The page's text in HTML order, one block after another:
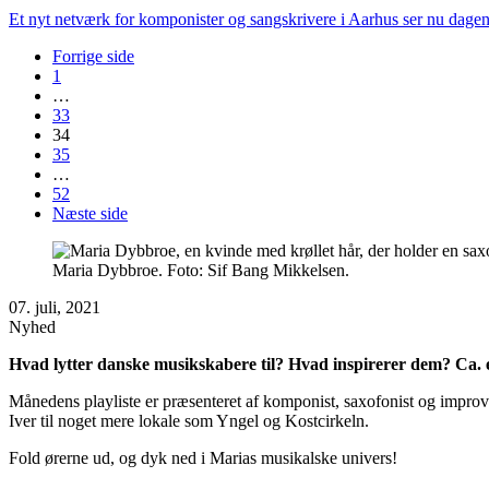
Et nyt netværk for komponister og sangskrivere i Aarhus ser nu
Forrige side
1
…
33
34
35
…
52
Næste side
Maria Dybbroe. Foto: Sif Bang Mikkelsen.
07. juli, 2021
Nyhed
Hvad lytter danske musikskabere til? Hvad inspirerer dem? Ca.
Månedens playliste er præsenteret af komponist, saxofonist og
Iver til noget mere lokale som Yngel og Kostcirkeln.
Fold ørerne ud, og dyk ned i Marias musikalske univers!